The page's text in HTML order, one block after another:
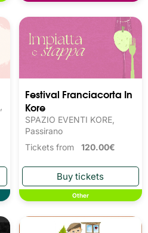
Festival Franciacorta In
Kore
SPAZIO EVENTI KORE,
Passirano
Tickets from 120.00€
Other